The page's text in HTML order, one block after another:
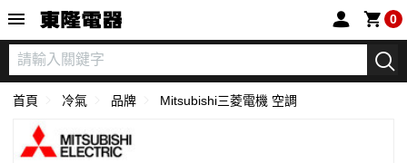
0
首頁 冷氣 品牌 Mitsubishi三菱電機 空調